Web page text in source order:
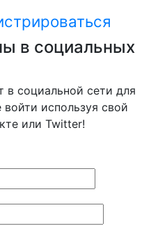
в социальных
в социальной сети для
используя свой
или Twitter!